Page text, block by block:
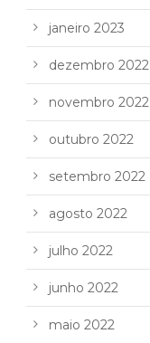
janeiro 2023
dezembro 2022
novembro 2022
outubro 2022
setembro 2022
agosto 2022
julho 2022
junho 2022
maio 2022